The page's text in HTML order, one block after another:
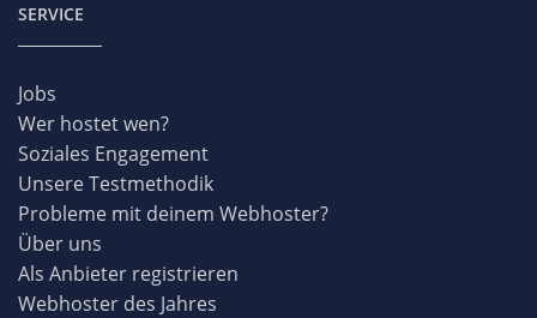
SERVICE
Jobs
Wer hostet wen?
Soziales Engagement
Unsere Testmethodik
Probleme mit deinem Webhoster?
Über uns
Als Anbieter registrieren
Webhoster des Jahres